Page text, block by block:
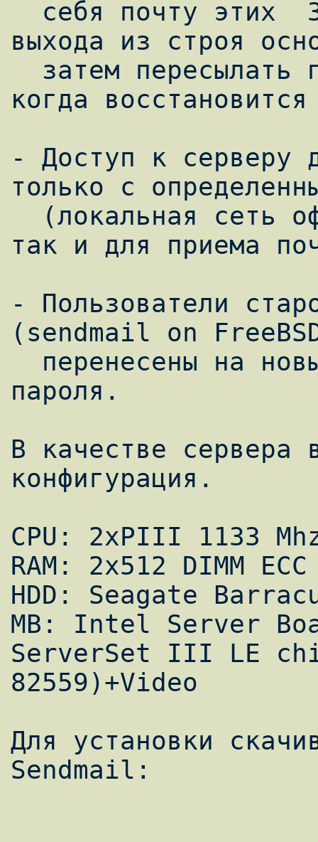
выхода из строя
когда
- Доступ к серверу
только с
так и для приема
- Пользователи
(sendmail on
пароля.
В качестве сервера
конфигурация.
CPU: 2xPIII 1133
RAM: 2x512 DIMM
HDD: Seagate
MB: Intel Server
ServerSet III LE
82559)+Video
Для установки
Sendmail: